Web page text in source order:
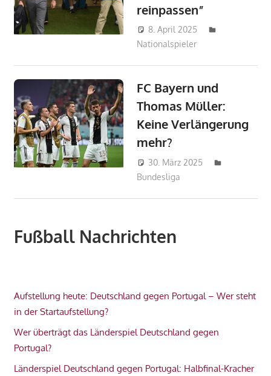
reinpassen”
8. April 2025
Nationalspieler
FC Bayern und
Thomas Müller:
Keine Verlängerung
mehr?
30. März 2025
Bundesliga
Fußball Nachrichten
Aufstellung heute: Deutschland gegen Portugal – Wer steht
in der Startaufstellung?
Wer überträgt das Länderspiel Deutschland gegen
Portugal?
Länderspiel Deutschland gegen Portugal: Halbfinal-Kracher